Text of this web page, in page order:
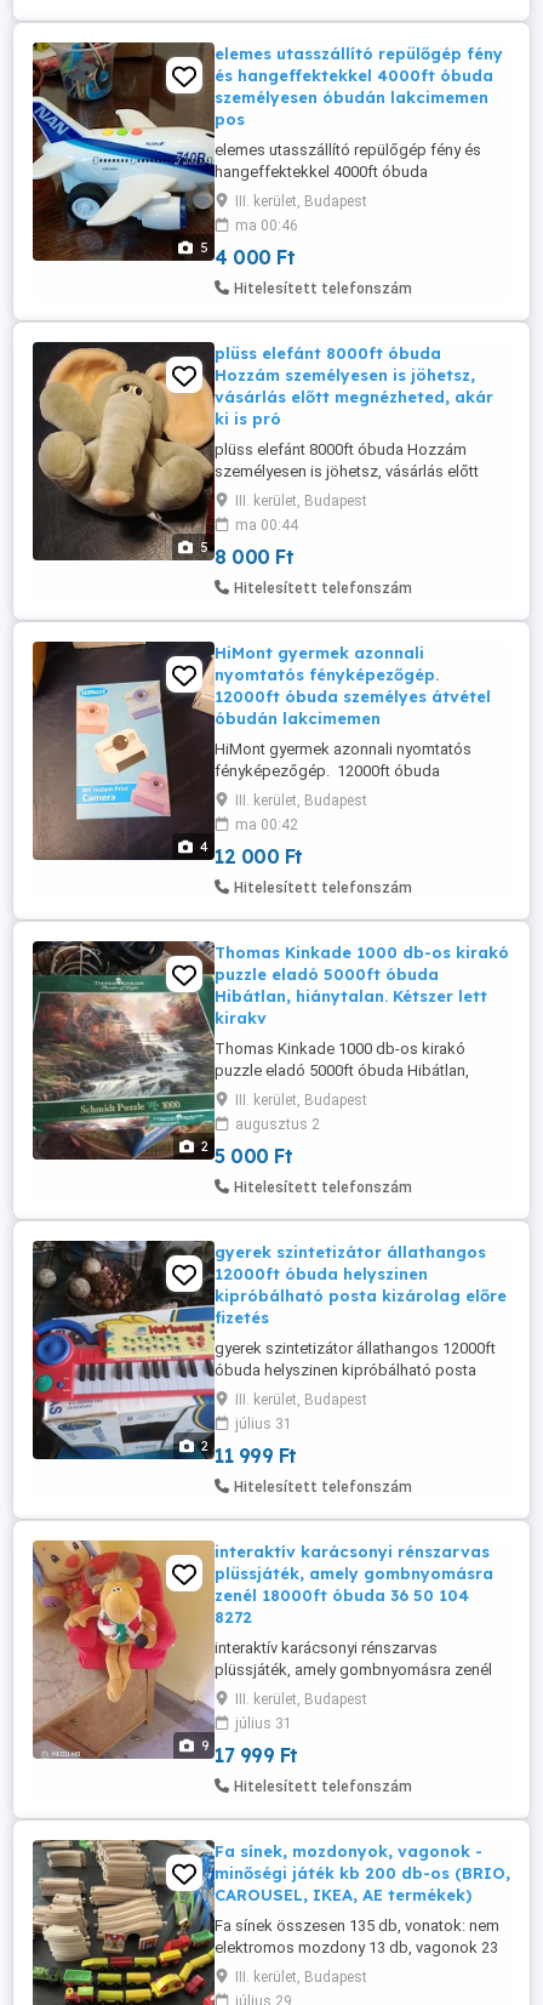
állathangokat ...
5
elemes utasszállító repülőgép fény
és hangeffektekkel 4000ft óbuda
személyesen óbudán lakcimemen
pos
elemes utasszállító repülőgép fény és
hangeffektekkel 4000ft óbuda
személyesen óbudán lakcimemen posta
kizárolag előre fizetés után mpl
csomagautomatába + 3000ft 36 50 104
8272
III. kerület, Budapest
ma 00:46
4 000 Ft
Hitelesített telefonszám
5
plüss elefánt 8000ft óbuda
Hozzám személyesen is jöhetsz,
vásárlás előtt megnézheted, akár
ki is pró
plüss elefánt 8000ft óbuda Hozzám
személyesen is jöhetsz, vásárlás előtt
megnézheted, akár ki is próbálhatod a
termékeket! személyes átvétel óbudán
lakcimemen posta kizárolag előre fizetés
után mpl csomagautomatába +3000ft 36
50 104 8272
III. kerület, Budapest
ma 00:44
8 000 Ft
Hitelesített telefonszám
4
HiMont gyermek azonnali
nyomtatós fényképezőgép.
12000ft óbuda személyes átvétel
óbudán lakcimemen
HiMont gyermek azonnali nyomtatós
fényképezőgép. 12000ft óbuda
személyes átvétel óbudán lakcimemen
vagy előre fizetés után mpl
csomagautomatába +3000ft
Fényképezőgép hőnyomtatóval azonnali
kamera, HD 1080P azonnali kamera
nyomtatópapírral, szórakoztató
ajándékok gyerekeknek, ...
III. kerület, Budapest
ma 00:42
12 000 Ft
Hitelesített telefonszám
2
Thomas Kinkade 1000 db-os kirakó
puzzle eladó 5000ft óbuda
Hibátlan, hiánytalan. Kétszer lett
kirakv
Thomas Kinkade 1000 db-os kirakó
puzzle eladó 5000ft óbuda Hibátlan,
hiánytalan. Kétszer lett kirakva, kirakva
15000ft az ára ömlesztve ahogyan a
képeken látható 5000ft személyesen
óbudán lakcimemen
III. kerület, Budapest
augusztus 2
5 000 Ft
Hitelesített telefonszám
2
gyerek szintetizátor állathangos
12000ft óbuda helyszinen
kipróbálható posta kizárolag előre
fizetés
gyerek szintetizátor állathangos 12000ft
óbuda helyszinen kipróbálható posta
kizárolag előre fizetés után mpl
csomagautomatába +3000ft személyes
átvétel óbudán lakcimemen 36 50 104
8272
III. kerület, Budapest
július 31
11 999 Ft
Hitelesített telefonszám
9
interaktív karácsonyi rénszarvas
plüssjáték, amely gombnyomásra
zenél 18000ft óbuda 36 50 104
8272
interaktív karácsonyi rénszarvas
plüssjáték, amely gombnyomásra zenél
18000ft óbuda 36 50 104 8272
személyesen óbudán lakcimemen vagy
előre fizetés után mpl
csomagautomatába + 3000ft
III. kerület, Budapest
július 31
17 999 Ft
Hitelesített telefonszám
Fa sínek, mozdonyok, vagonok -
minőségi játék kb 200 db-os (BRIO,
CAROUSEL, IKEA, AE termékek)
Fa sínek összesen 135 db, vonatok: nem
elektromos mozdony 13 db, vagonok 23
db, elektromos mozdony BRIO LC731 2
db, hozzá tartozó utasszállító vagonnal,
III. kerület, Budapest